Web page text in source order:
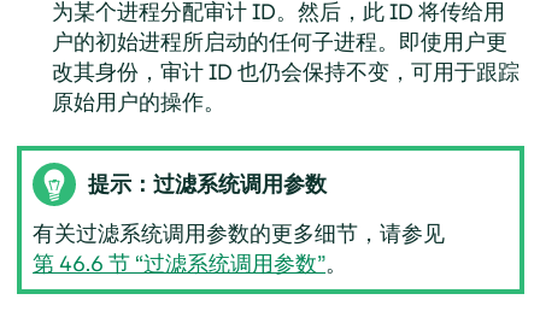
为某个进程分配审计 ID。然后，此 ID 将传给用
户的初始进程所启动的任何子进程。即使用户更
改其身份，审计 ID 也仍会保持不变，可用于跟踪
原始用户的操作。
提示：过滤系统调用参数
有关过滤系统调用参数的更多细节，请参见
第 46.6 节 “过滤系统调用参数”。